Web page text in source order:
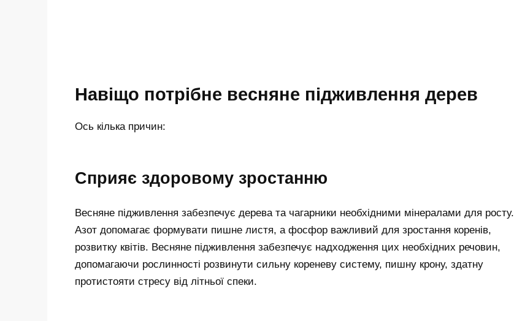
Навіщо потрібне весняне підживлення дерев
Ось кілька причин:
Сприяє здоровому зростанню
Весняне підживлення забезпечує дерева та чагарники необхідними мінералами для росту.
Азот допомагає формувати пишне листя, а фосфор важливий для зростання коренів,
розвитку квітів. Весняне підживлення забезпечує надходження цих необхідних речовин,
допомагаючи рослинності розвинути сильну кореневу систему, пишну крону, здатну
протистояти стресу від літньої спеки.